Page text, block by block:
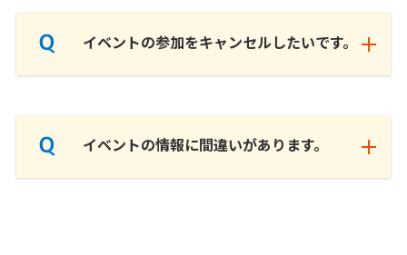
イベントの参加をキャンセルしたいです。
イベントの情報に間違いがあります。